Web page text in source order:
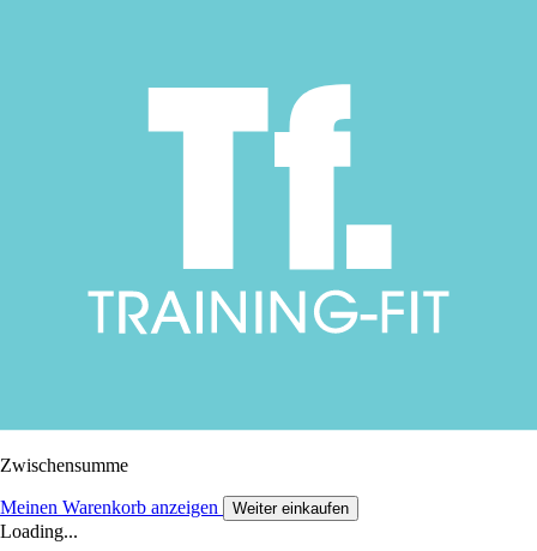
Zwischensumme
Meinen Warenkorb anzeigen Weiter einkaufen
Loading...